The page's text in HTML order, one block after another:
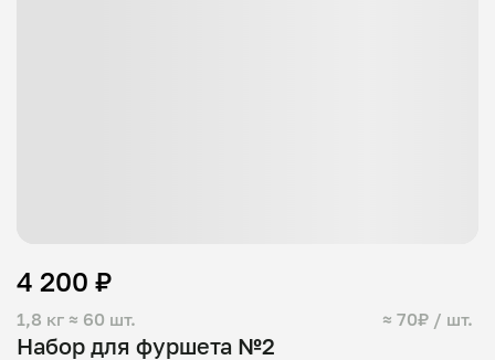
Набор для фуршета №2
1,8 кг ≈ 60 шт. ≈ 70₽ / шт.
4 200 ₽